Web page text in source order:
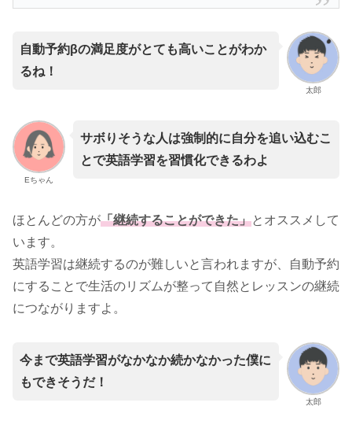
太郎
自動予約βの満足度がとても高いことがわか
るね！
Eちゃん
サボりそうな人は強制的に自分を追い込むこ
とで英語学習を習慣化できるわよ
ほとんどの方が「継続することができた」とオススメして
います。
英語学習は継続するのが難しいと言われますが、自動予約
にすることで生活のリズムが整って自然とレッスンの継続
につながりますよ。
太郎
今まで英語学習がなかなか続かなかった僕に
もできそうだ！